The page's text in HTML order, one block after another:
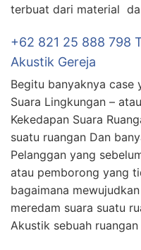
terbuat dari material
+62 821 25 888 798
Akustik Gereja
Begitu banyaknya case
Suara Lingkungan –
Kekedapan Suara
suatu ruangan Dan
Pelanggan yang
atau pemborong yang
bagaimana
meredam suara suatu
Akustik sebuah